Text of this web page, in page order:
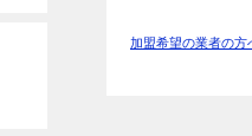
加盟希望の業者の方